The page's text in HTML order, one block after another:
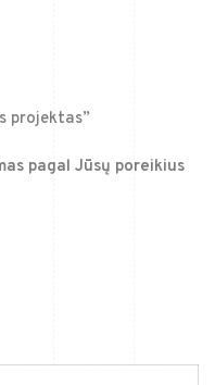
projektas”
pagal Jūsų poreikius